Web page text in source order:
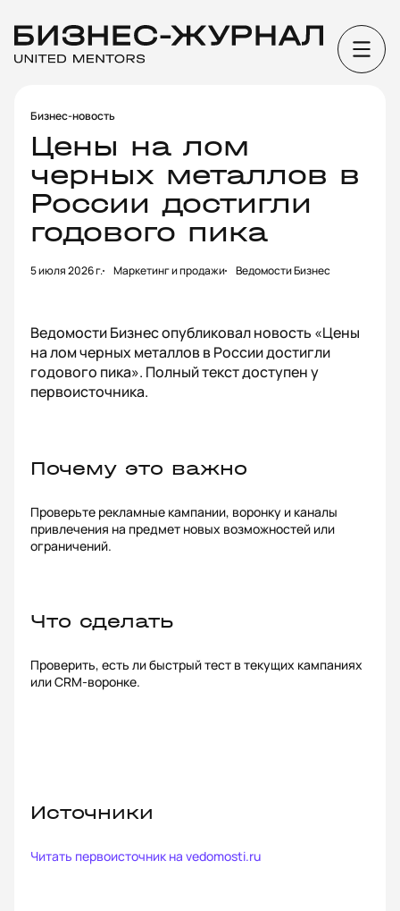
Бизнес-новость
Цены на лом
черных металлов в
России достигли
годового пика
5 июля 2026 г. Маркетинг и продажи Ведомости Бизнес
Ведомости Бизнес опубликовал новость «Цены
на лом черных металлов в России достигли
годового пика». Полный текст доступен у
первоисточника.
Почему это важно
Проверьте рекламные кампании, воронку и каналы
привлечения на предмет новых возможностей или
ограничений.
Что сделать
Проверить, есть ли быстрый тест в текущих кампаниях
или CRM-воронке.
Источники
Читать первоисточник на vedomosti.ru